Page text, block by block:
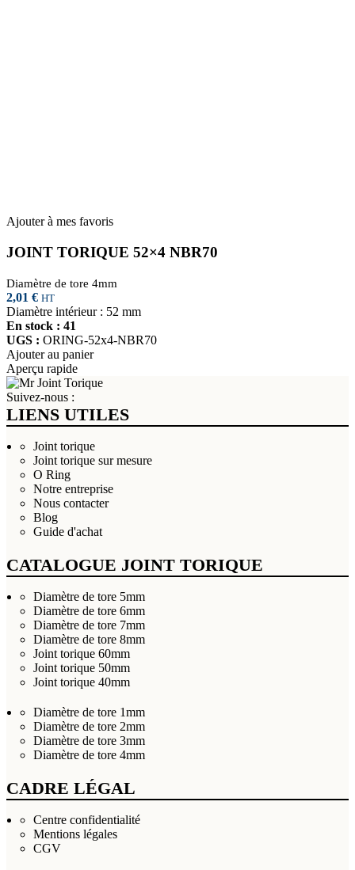
Ajouter à mes favoris
JOINT TORIQUE 52×4 NBR70
Diamètre de tore 4mm
2,01 € HT
Diamètre intérieur : 52 mm
En stock : 41
UGS : ORING-52x4-NBR70
Ajouter au panier
Aperçu rapide
Suivez-nous :
LIENS UTILES
Joint torique
Joint torique sur mesure
O Ring
Notre entreprise
Nous contacter
Blog
Guide d'achat
CATALOGUE JOINT TORIQUE
Diamètre de tore 5mm
Diamètre de tore 6mm
Diamètre de tore 7mm
Diamètre de tore 8mm
Joint torique 60mm
Joint torique 50mm
Joint torique 40mm
Diamètre de tore 1mm
Diamètre de tore 2mm
Diamètre de tore 3mm
Diamètre de tore 4mm
CADRE LÉGAL
Centre confidentialité
Mentions légales
CGV